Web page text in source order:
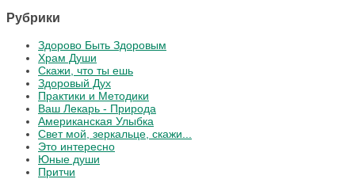
Рубрики
Здорово Быть Здоровым
Храм Души
Скажи, что ты ешь
Здоровый Дух
Практики и Методики
Ваш Лекарь - Природа
Американская Улыбка
Свет мой, зеркальце, скажи...
Это интересно
Юные души
Притчи